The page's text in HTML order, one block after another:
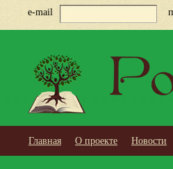
e-mail
Главная О проекте Новости